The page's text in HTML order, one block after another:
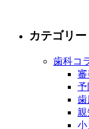
カテゴリー
歯科コ
審
予
歯
小